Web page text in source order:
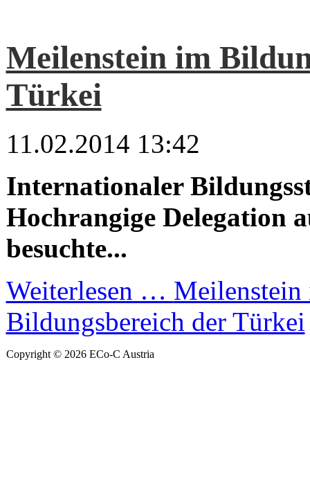
Meilenstein im
Türkei
11.02.2014 13:42
Internationaler
Hochrangige Delegation
besuchte...
Weiterlesen … Meilenstein
Bildungsbereich der Türkei
Copyright © 2026 ECo-C Austria